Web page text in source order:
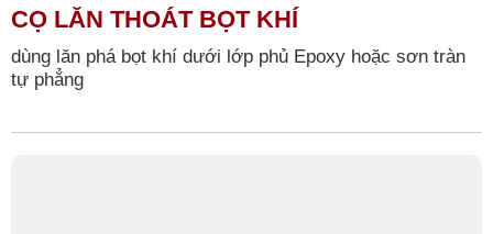
CỌ LĂN THOÁT BỌT KHÍ
dùng lăn phá bọt khí dưới lớp phủ Epoxy hoặc sơn tràn
tự phẳng